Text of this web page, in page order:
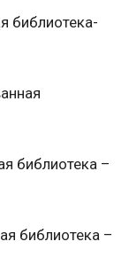
библиотека-
библиотека –
библиотека –